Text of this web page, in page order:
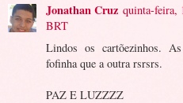
Jonathan Cruz quinta-feira,
BRT
Lindos os cartõezinhos.
fofinha que a outra rsrsrs.
PAZ E LUZZZZ